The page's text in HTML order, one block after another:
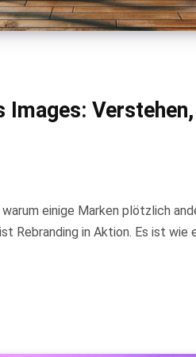
Images:
einige Marken plötzlich
Rebranding in Aktion. Es ist wie